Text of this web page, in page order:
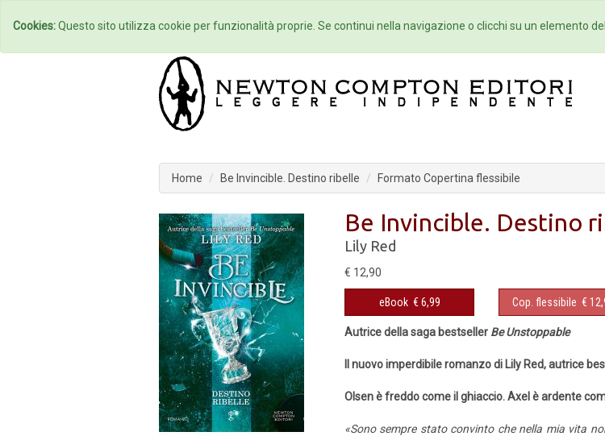
Home Autori Eventi Collane
Home Be Invincible. Destino ribelle Formato Copertina flessibile
Be Invincible. Destino
Lily Red
€ 12,90
eBook € 6,99 Cop. flessibile €
Autrice della saga bestseller Be Unstoppable
Il nuovo imperdibile romanzo di Lily Red, autrice
Olsen è freddo come il ghiaccio. Axel è ardente
«Sono sempre stato convinto che nella mia vita
Cookies:Questo sito utilizza cookie per funzionalità proprie. Se continui nella navigazione o clicchi su un elemento